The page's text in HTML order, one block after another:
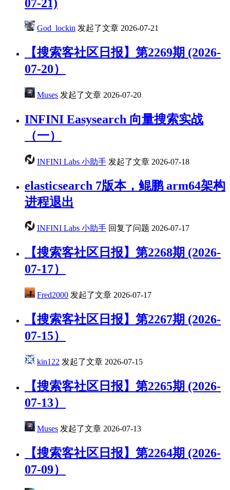
07-21)
God_lockin 发起了文章 2026-07-21
【搜索客社区日报】第2269期 (2026-
07-20）
Muses 发起了文章 2026-07-20
INFINI Easysearch 向量搜索实战
（一）
INFINI Labs 小助手 发起了文章 2026-07-18
elasticsearch 7版本，鲲鹏 arm64架构
进程退出
INFINI Labs 小助手 回复了问题 2026-07-17
【搜索客社区日报】第2268期 (2026-
07-17）
Fred2000 发起了文章 2026-07-17
【搜索客社区日报】第2267期 (2026-
07-15）
kin122 发起了文章 2026-07-15
【搜索客社区日报】第2265期 (2026-
07-13）
Muses 发起了文章 2026-07-13
【搜索客社区日报】第2264期 (2026-
07-09）